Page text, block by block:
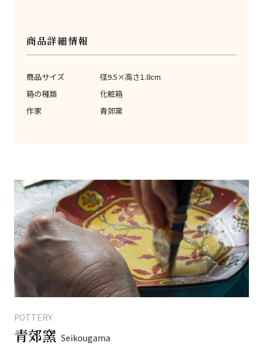
商品詳細情報
商品サイズ
径9.5×高さ1.8cm
箱の種類
化粧箱
作家
青郊窯
POTTERY
青郊窯 Seikougama